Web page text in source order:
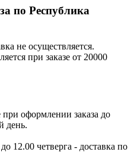
по Республика
не осуществляется.
при заказе от 20000
оформлении заказа до
день.
12.00 четверга - доставка по